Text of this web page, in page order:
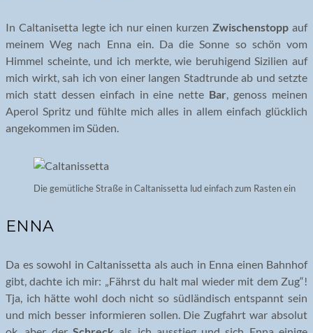
In Caltanisetta legte ich nur einen kurzenZwischenstopp auf
meinem Weg nach Enna ein. Da die Sonne so schön vom
Himmel scheinte, und ich merkte, wie beruhigend Sizilien auf
mich wirkt, sah ich von einer langen Stadtrunde ab und setzte
mich statt dessen einfach in eine nette Bar, genoss meinen
Aperol Spritz und fühlte mich alles in allem einfach glücklich
angekommen im Süden.
Die gemütliche Straße in Caltanissetta lud einfach zum Rasten ein
ENNA
Da es sowohl in Caltanissetta als auch in Enna einen Bahnhof
gibt, dachte ich mir: „Fährst du halt mal wieder mit dem Zug“!
Tja, ich hätte wohl doch nicht so südländisch entspannt sein
und mich besser informieren sollen. Die Zugfahrt war absolut